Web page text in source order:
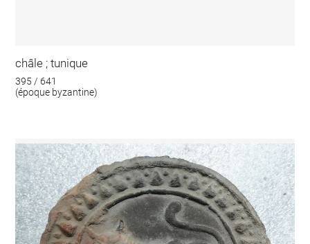
châle ; tunique
395 / 641
(époque byzantine)